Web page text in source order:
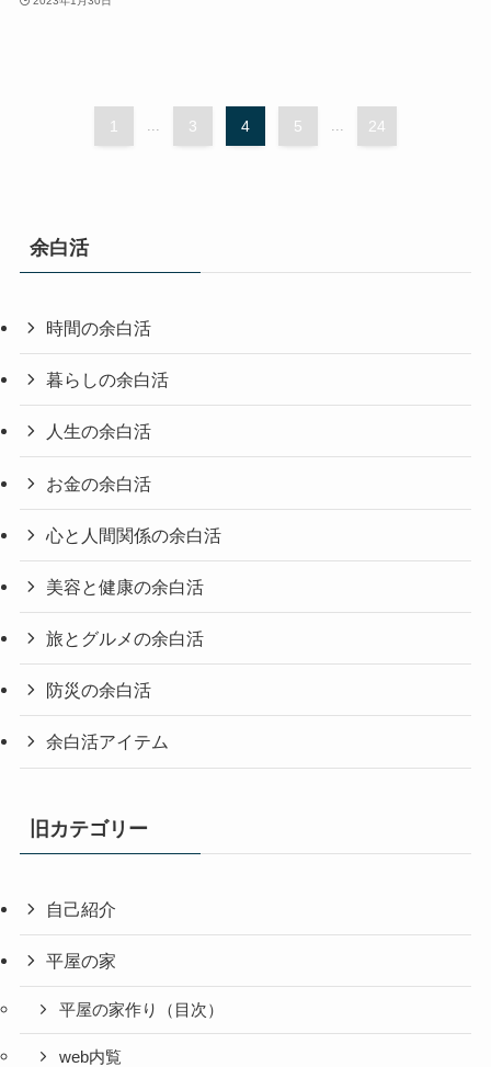
1 3 4 5 24
余白活
時間の余白活
暮らしの余白活
人生の余白活
お金の余白活
心と人間関係の余白活
美容と健康の余白活
旅とグルメの余白活
防災の余白活
余白活アイテム
旧カテゴリー
自己紹介
平屋の家
平屋の家作り（目次）
web内覧